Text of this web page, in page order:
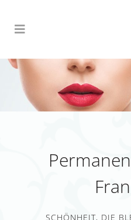
SCHÖNHEIT, DIE